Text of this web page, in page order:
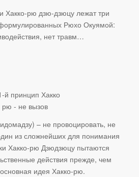
Хакко-рю дзю-дзюцу лежат три
Рюхо Окуямой:
нет травм…
– не провоцировать, не
из сложнейших для понимания
Хакко-рю Дзюдзюцу пытаются
действия прежде, чем
идея Хакко-рю.